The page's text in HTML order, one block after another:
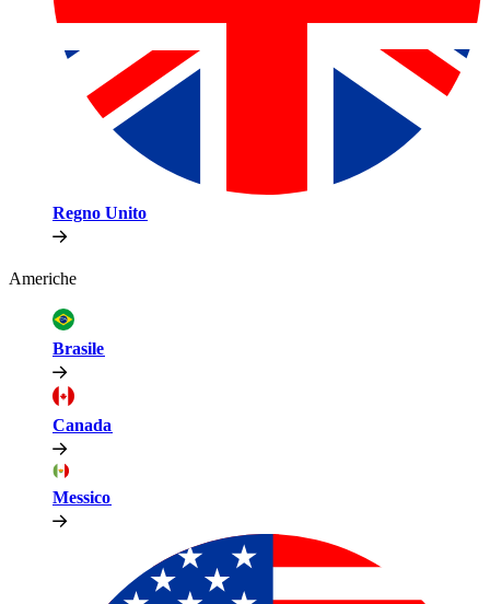
Regno Unito​​
Americhe​​
Brasile​​
Canada​​
Messico​​